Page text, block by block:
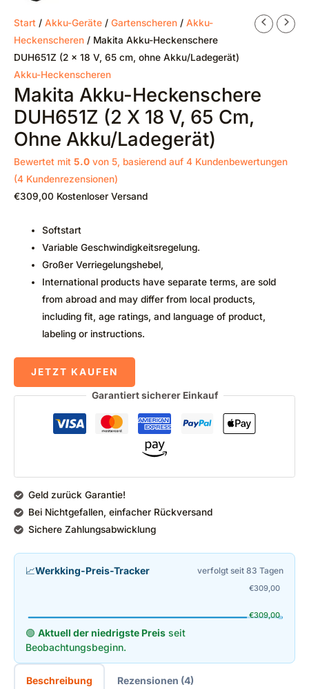
Start / Akku-Geräte / Gartenscheren / Akku-
Heckenscheren / Makita Akku-Heckenschere
DUH651Z (2 x 18 V, 65 cm, ohne Akku/Ladegerät)
Akku-Heckenscheren
Makita Akku-Heckenschere
DUH651Z (2 X 18 V, 65 Cm,
Ohne Akku/Ladegerät)
Bewertet mit 5.0 von 5, basierend auf 4 Kundenbewertungen
(4 Kundenrezensionen)
€309,00 Kostenloser Versand
Softstart
Variable Geschwindigkeitsregelung.
Großer Verriegelungshebel,
International products have separate terms, are sold
from abroad and may differ from local products,
including fit, age ratings, and language of product,
labeling or instructions.
JETZT KAUFEN
Garantiert sicherer Einkauf
Geld zurück Garantie!
Bei Nichtgefallen, einfacher Rückversand
Sichere Zahlungsabwicklung
📈Werkking-Preis-Tracker verfolgt seit 83 Tagen
€309,00
€309,00
🟢 Aktuell der niedrigste Preis seit
Beobachtungsbeginn.
Beschreibung Rezensionen (4)